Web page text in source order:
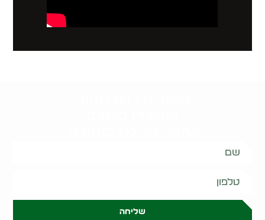
שליחה